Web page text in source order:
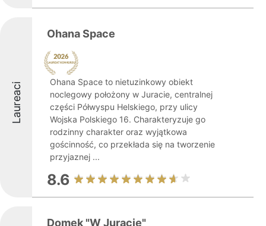
Laureaci
Ohana Space
Ohana Space to nietuzinkowy obiekt
noclegowy położony w Juracie, centralnej
części Półwyspu Helskiego, przy ulicy
Wojska Polskiego 16. Charakteryzuje go
rodzinny charakter oraz wyjątkowa
gościnność, co przekłada się na tworzenie
przyjaznej ...
8.6
Domek "W Juracie"